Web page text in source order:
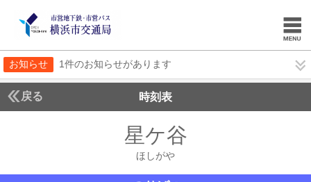
お知らせ 1件のお知らせがあります
戻る 時刻表
星ケ谷
ほしがや